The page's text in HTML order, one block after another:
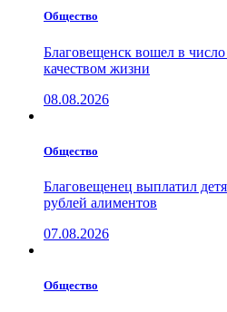
Общество
Благовещенск вошел в
качеством жизни
08.08.2026
Общество
Благовещенец выплатил
рублей алиментов
07.08.2026
Общество